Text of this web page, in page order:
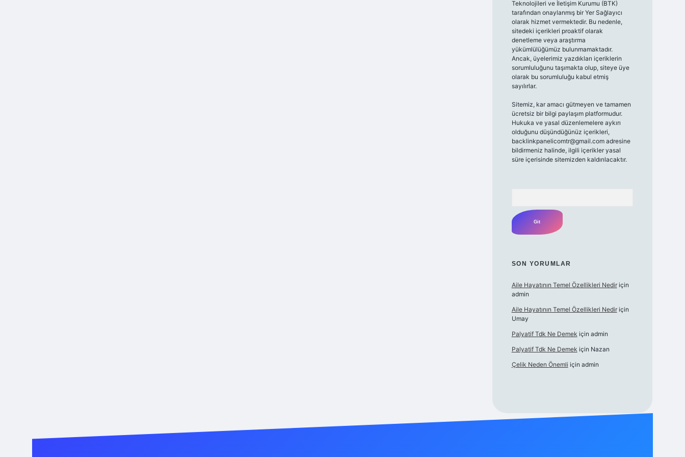
Teknolojileri ve İletişim Kurumu (BTK)
tarafından onaylanmış bir Yer Sağlayıcı
olarak hizmet vermektedir. Bu nedenle,
sitedeki içerikleri proaktif olarak
denetleme veya araştırma
yükümlülüğümüz bulunmamaktadır.
Ancak, üyelerimiz yazdıkları içeriklerin
sorumluluğunu taşımakta olup, siteye üye
olarak bu sorumluluğu kabul etmiş
sayılırlar.
Sitemiz, kar amacı gütmeyen ve tamamen
ücretsiz bir bilgi paylaşım platformudur.
Hukuka ve yasal düzenlemelere aykırı
olduğunu düşündüğünüz içerikleri,
backlinkpanelicomtr@gmail.comadresine
bildirmeniz halinde, ilgili içerikler yasal
süre içerisinde sitemizden kaldırılacaktır.
SON YORUMLAR
Aile Hayatının Temel Özellikleri Nediriçin
admin
Aile Hayatının Temel Özellikleri Nediriçin
Umay
Palyatif Tdk Ne Demek için admin
Palyatif Tdk Ne Demek için Nazan
Çelik Neden Önemli için admin